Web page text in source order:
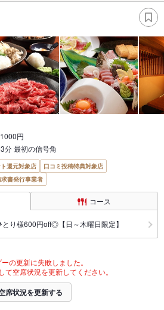
円
分 最初の信号角
還元対象店
口コミ投稿特典対象店
書発行事業者
コース
とり様600円off◎【日～木曜日限定】
の更新に失敗しました。
て空席状況を更新してください。
席状況を更新する